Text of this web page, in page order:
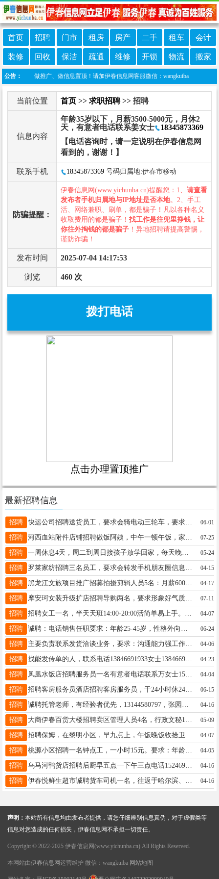
首页 招聘 门市 租房 房产 二手 租车 会计
装修 回收 保洁 疏通 维修 开锁 物流 搬家
公告：
诈骗！做推广、做信息置顶！请加伊春信息网客服微信：wangkuiba
当前位置 首页 >> 求职招聘>> 招聘
信息内容
年龄35岁以下，月薪3500-5000元，月休2
天，有意者电话联系姜女士
18345873369
【电话咨询时，请一定说明在伊春信息网
看到的，谢谢！】
联系手机 18345873369 号码归属地:伊春市移动
防骗提醒：
伊春信息网(www.yichunba.cn)提醒您：1、 请查看
发布者手机归属地与IP地址是否本地。2、手工
活、网络兼职、刷单，都是骗子！凡以各种名义
收取费用的都是骗子！ 找工作是往兜里挣钱，让
你往外掏钱的都是骗子 ！异地招聘请提高警惕，
谨防诈骗！
发布时间 2025-07-04 14:17:53
浏览 460 次
拨打电话
点击办理置顶推广
最新招聘信息
招聘 快运公司招聘送货员工，要求会骑电动三轮车，要求有力量13846699190赵13846699190 06-01
招聘 07-25
招聘 一周休息4天，周二到周日接孩子放学回家，每天晚上3个小时，白天不耽误你，晚上做一顿饭，地址乌马河！乌马河！乌马河！非诚勿扰李19504589200 05-24
招聘 04-15
招聘 黑龙江文旅项目推广招募拍摄剪辑人员5名：月薪6000元＋社保＋出差补贴。可提供住宿联系人：杰哥哥联系电话：13929871682杰哥18724587771 04-17
招聘 摩安珂女装升级扩店招聘导购两名，要求形象好气质佳有经验优先，年龄20-40岁，上下午倒班工作轻松不累李19604580990 07-11
招聘 04-07
招聘 06-24
招聘 主要负责联系发货洽谈业务，要求：沟通能力强工作认真负责稳定，底薪3000+提成发展空间好客户谈成了后期效益稳定邹经理15326501718 04-06
招聘 找能发传单的人，联系电话13846691933女士13846691933 04-23
招聘 凤凰水饭店招聘服务员一名有意者电话联系万女士15604588833 04-04
招聘 招聘客房服务员酒店招聘客房服务员，干24小时休24小时，底薪+高提成，成手优先！李18045807200 06-15
招聘 04-16
招聘 05-09
招聘 04-07
招聘 桃源小区招聘一名钟点工，一小时15元。要求：年龄40到55岁.勤劳，会做面案活岳女士13796506267 04-05
招聘 乌马河鸭货店招聘后厨早五点—下午三点电话15246928184王15246928184 04-16
招聘 04-16
声明： 本站所有信息均由发布者提供，请您仔细辨别信息真伪，对于虚假类等
信息对您造成的任何损失，伊春信息网不承担一切责任。
Copyright © 2022-2025 伊春信息网(www.yichunba.cn) All Rights Reserved.
本网站由伊春信息网 运营维护 微信：wangkuiba 网站地图